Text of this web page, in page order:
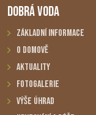
DOBRÁ VODA
Základní informace
O domově
Aktuality
Fotogalerie
Výše úhrad